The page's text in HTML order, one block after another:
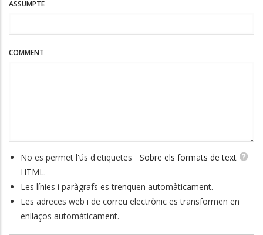
ASSUMPTE
COMMENT
Sobre els formats de text
No es permet l'ús d'etiquetes
HTML.
Les línies i paràgrafs es trenquen automàticament.
Les adreces web i de correu electrònic es transformen en
enllaços automàticament.